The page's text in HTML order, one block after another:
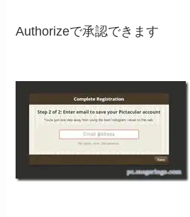
Authorizeで承認できます